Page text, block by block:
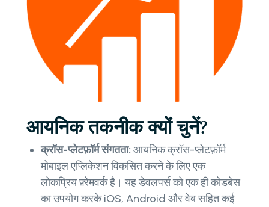
आयनिक तकनीक क्यों चुनें?
क्रॉस-प्लेटफ़ॉर्म संगतता: आयनिक क्रॉस-प्लेटफ़ॉर्म
मोबाइल एप्लिकेशन विकसित करने के लिए एक
लोकप्रिय फ़्रेमवर्क है। यह डेवलपर्स को एक ही कोडबेस
का उपयोग करके iOS, Android और वेब सहित कई